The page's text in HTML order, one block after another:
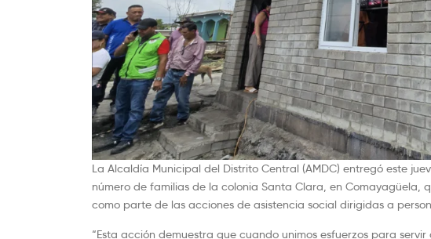
La Alcaldía Municipal del Distrito Central (AMDC) entregó este
número de familias de la colonia Santa Clara, en Comayagüela,
como parte de las acciones de asistencia social dirigidas a
“Esta acción demuestra que cuando unimos esfuerzos para